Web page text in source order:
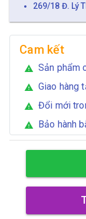
269/18 Đ. Lý
Cam kết
warning Sản phẩm
warning Giao hàng
warning Đổi mới
warning Bảo hành